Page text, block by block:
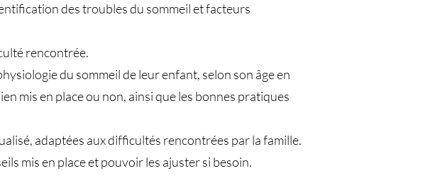
des troubles du sommeil et facteurs
rencontrée.
du sommeil de leur enfant, selon son âge en
mis en place ou non, ainsi que les bonnes pratiques
adaptées aux difficultés rencontrées par la famille.
mis en place et pouvoir les ajuster si besoin.